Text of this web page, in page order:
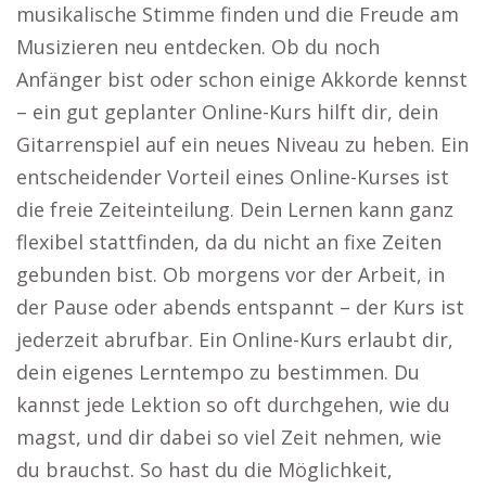
musikalische Stimme finden und die Freude am
Musizieren neu entdecken. Ob du noch
Anfänger bist oder schon einige Akkorde kennst
– ein gut geplanter Online-Kurs hilft dir, dein
Gitarrenspiel auf ein neues Niveau zu heben. Ein
entscheidender Vorteil eines Online-Kurses ist
die freie Zeiteinteilung. Dein Lernen kann ganz
flexibel stattfinden, da du nicht an fixe Zeiten
gebunden bist. Ob morgens vor der Arbeit, in
der Pause oder abends entspannt – der Kurs ist
jederzeit abrufbar. Ein Online-Kurs erlaubt dir,
dein eigenes Lerntempo zu bestimmen. Du
kannst jede Lektion so oft durchgehen, wie du
magst, und dir dabei so viel Zeit nehmen, wie
du brauchst. So hast du die Möglichkeit,